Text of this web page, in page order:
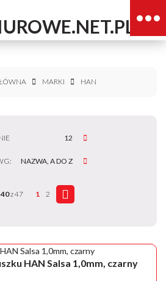
MARKI HAN
12
NAZWA, A DO Z
z 47 1 2
HAN Salsa 1,0mm, czarny